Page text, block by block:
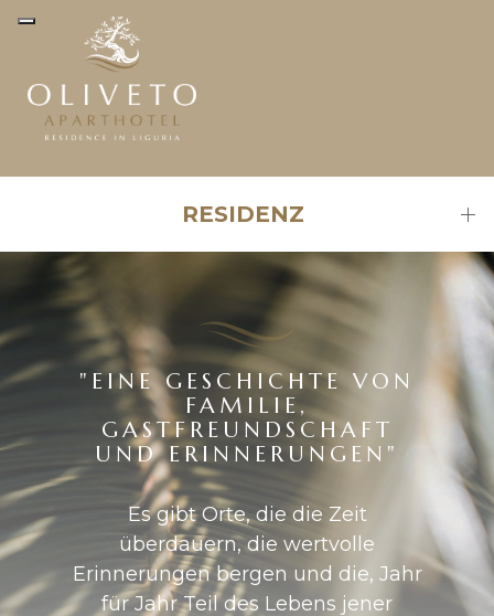
RESIDENZ
"EINE GESCHICHTE VON
FAMILIE,
GASTFREUNDSCHAFT
UND ERINNERUNGEN"
Es gibt Orte, die die Zeit
überdauern, die wertvolle
Erinnerungen bergen und die, Jahr
für Jahr Teil des Lebens jener